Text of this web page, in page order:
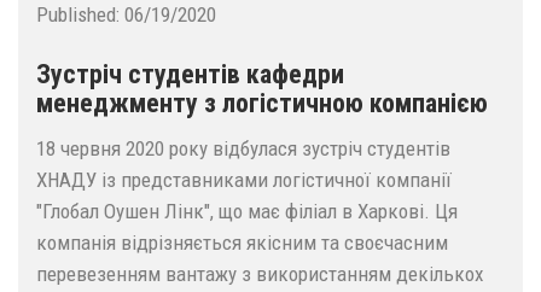
Published: 06/19/2020
Зустріч студентів кафедри
менеджменту з логістичною компанією
18 червня 2020 року відбулася зустріч студентів
ХНАДУ із представниками логістичної компанії
"Глобал Оушен Лінк", що має філіал в Харкові. Ця
компанія відрізняється якісним та своєчасним
перевезенням вантажу з використанням декількох